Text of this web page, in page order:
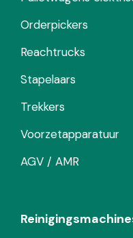
Orderpickers
Reachtrucks
Stapelaars
Trekkers
Voorzetapparatuur
AGV / AMR